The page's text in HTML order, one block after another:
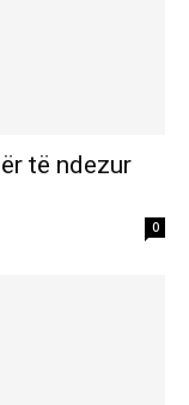
të ndezur
0